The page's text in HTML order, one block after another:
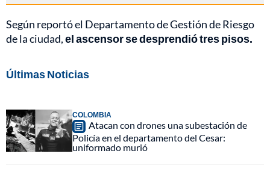
Según reportó el Departamento de Gestión de Riesgo
de la ciudad,el ascensor se desprendió tres pisos.
Últimas Noticias
COLOMBIA
Atacan con drones una subestación de
Policía en el departamento del Cesar:
uniformado murió